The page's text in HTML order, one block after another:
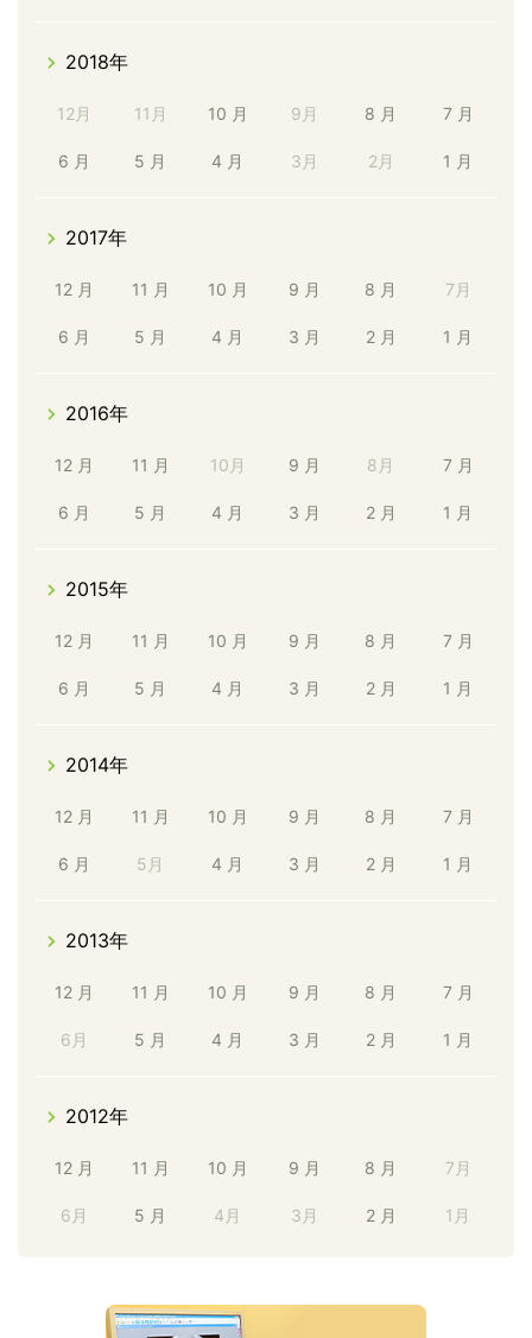
2018年
12月 11月 10 月 9月 8 月 7 月
6 月 5 月 4 月 3月 2月 1 月
2017年
12 月 11 月 10 月 9 月 8 月 7月
6 月 5 月 4 月 3 月 2 月 1 月
2016年
12 月 11 月 10月 9 月 8月 7 月
6 月 5 月 4 月 3 月 2 月 1 月
2015年
12 月 11 月 10 月 9 月 8 月 7 月
6 月 5 月 4 月 3 月 2 月 1 月
2014年
12 月 11 月 10 月 9 月 8 月 7 月
6 月 5月 4 月 3 月 2 月 1 月
2013年
12 月 11 月 10 月 9 月 8 月 7 月
6月 5 月 4 月 3 月 2 月 1 月
2012年
12 月 11 月 10 月 9 月 8 月 7月
6月 5 月 4月 3月 2 月 1月